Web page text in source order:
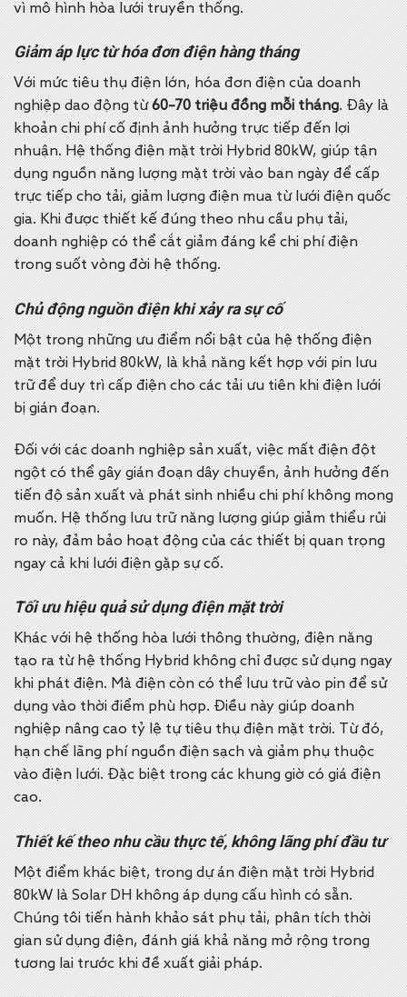
vì mô hình hòa lưới truyền thống.
Giảm áp lực từ hóa đơn điện hàng tháng
Với mức tiêu thụ điện lớn, hóa đơn điện của doanh
nghiệp dao động từ60–70 triệu đồng mỗi tháng. Đây là
khoản chi phí cố định ảnh hưởng trực tiếp đến lợi
nhuận.Hệ thống điện mặt trời Hybrid 80kW, giúp tận
dụng nguồn năng lượng mặt trời vào ban ngày để cấp
trực tiếp cho tải, giảm lượng điện mua từ lưới điện quốc
gia. Khi được thiết kế đúng theo nhu cầu phụ tải,
doanh nghiệp có thể cắt giảm đáng kể chi phí điện
trong suốt vòng đời hệ thống.
Chủ động nguồn điện khi xảy ra sự cố
Một trong những ưu điểm nổi bật của hệ thống điện
mặt trời Hybrid 80kW, là khả năng kết hợp với pin lưu
trữ để duy trì cấp điện cho các tải ưu tiên khi điện lưới
bị gián đoạn.
Đối với các doanh nghiệp sản xuất, việc mất điện đột
ngột có thể gây gián đoạn dây chuyền, ảnh hưởng đến
tiến độ sản xuất và phát sinh nhiều chi phí không mong
muốn. Hệ thống lưu trữ năng lượng giúp giảm thiểu rủi
ro này, đảm bảo hoạt động của các thiết bị quan trọng
ngay cả khi lưới điện gặp sự cố.
Tối ưu hiệu quả sử dụng điện mặt trời
Khác với hệ thống hòa lưới thông thường, điện năng
tạo ra từ hệ thống Hybrid không chỉ được sử dụng ngay
khi phát điện. Mà điện còn có thể lưu trữ vào pin để sử
dụng vào thời điểm phù hợp.Điều này giúp doanh
nghiệp nâng cao tỷ lệ tự tiêu thụ điện mặt trời. Từ đó,
hạn chế lãng phí nguồn điện sạch và giảm phụ thuộc
vào điện lưới. Đặc biệt trong các khung giờ có giá điện
cao.
Thiết kế theo nhu cầu thực tế, không lãng phí đầu tư
Một điểm khác biệt, trong dự án điện mặt trời Hybrid
80kW là Solar DH không áp dụng cấu hình có sẵn.
Chúng tôi tiến hành khảo sát phụ tải, phân tích thời
gian sử dụng điện, đánh giá khả năng mở rộng trong
tương lai trước khi đề xuất giải pháp.